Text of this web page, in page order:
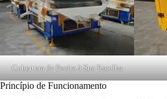
Cobertura de Poeira à Sua Escolha
Princípio de Funcionamento